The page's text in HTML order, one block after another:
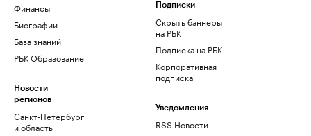
Финансы
Биографии
База знаний
РБК Образование
Новости
регионов
Санкт-Петербург
и область
Подписки
Скрыть баннеры
на РБК
Подписка на РБК
Корпоративная
подписка
Уведомления
RSS Новости